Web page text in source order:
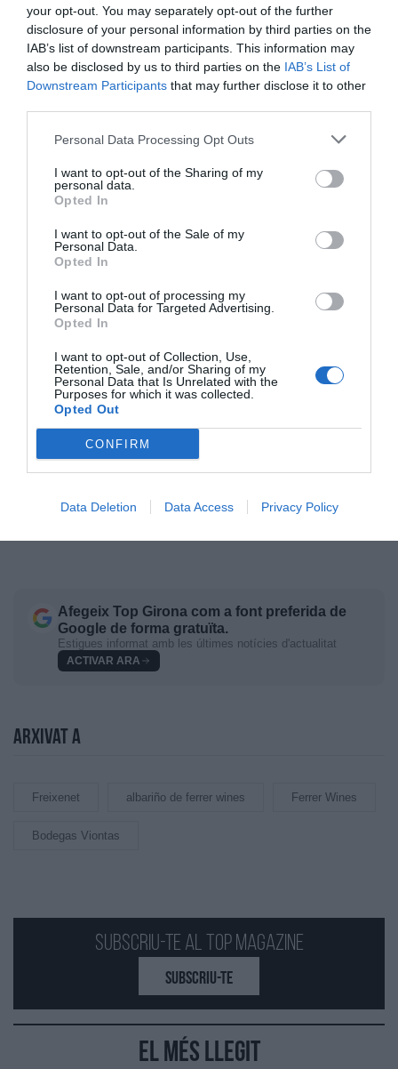
your opt-out. You may separately opt-out of the further
disclosure of your personal information by third parties on the
IAB’s list of downstream participants. This information may
also be disclosed by us to third parties on the IAB’s List of
Downstream Participants that may further disclose it to other
Personal Data Processing Opt Outs
I want to opt-out of the Sharing of my
personal data.
Opted In
I want to opt-out of the Sale of my
Personal Data.
Opted In
I want to opt-out of processing my
Personal Data for Targeted Advertising.
Opted In
I want to opt-out of Collection, Use,
Retention, Sale, and/or Sharing of my
Personal Data that Is Unrelated with the
Purposes for which it was collected.
Opted Out
CONFIRM
Data Deletion Data Access Privacy Policy
Subscriu-te al Top Magazine
SUBSCRIU-TE
El més llegit
Xef Inaki Bretal restaurant Eirado
Ferrer Wines, empresa a la que pertany Vionta, sorgeix
com a fruit de l'adquisició realitzada per Pere Ferrer
Noguer de quatre cellers emblemàtics pertanyents al
(Rioja Alabesa), Vionta (Rías Baixas) i Finca Ferrer
(Valle de Uco – Argentina). A més Ferrer Wines destaca
com Cavas Hill (adquirida el 2020), així com per
l'elaboració de vins en les prestigioses denominacions
d'origen de Rueda, Monterrei, Priorat i Montsant, i
també al Valle de Cachapoal a Xile. Així com els licors
gallecs d'alta qualitat i innovadors sabors, Habelas
Hailas.
Afegeix Top Girona com a font preferida de
Google de forma gratuïta.
Estigues informat amb les últimes notícies d'actualitat
ACTIVAR ARA
Arxivat a
Freixenet albariño de ferrer wines Ferrer Wines
Bodegas Viontas